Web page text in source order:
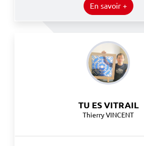
En savoir +
TU ES VITRAIL
Thierry VINCENT